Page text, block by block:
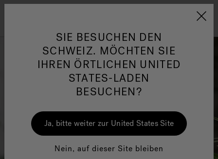
Jacuzzi&reg; EMEA
SIE BESUCHEN DEN
SCHWEIZ. MÖCHTEN SIE
IHREN ÖRTLICHEN UNITED
STATES-LADEN
BESUCHEN?
Ja, bitte weiter zur United States Site
Nein, auf dieser Site bleiben